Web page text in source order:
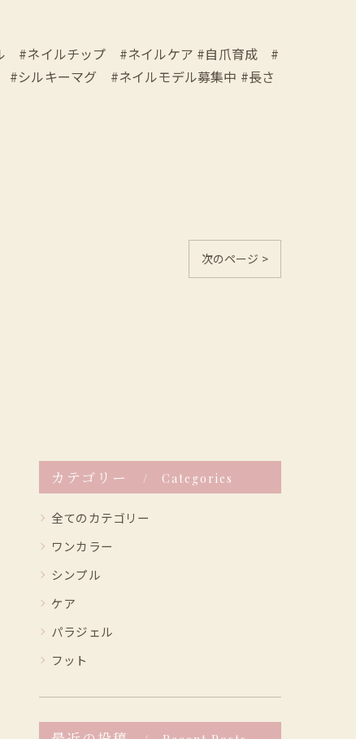
ル #ネイルチップ #ネイルケア #自爪育成 #
#シルキーマグ #ネイルモデル募集中 #長さ
次のページ >
カテゴリー Categories
全てのカテゴリー
ワンカラー
シンプル
ケア
パラジェル
フット